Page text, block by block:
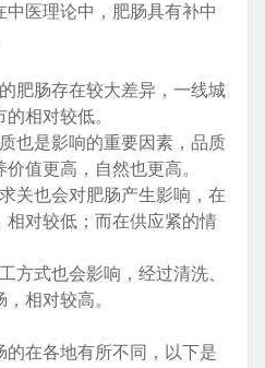
医理论中，肥肠具有补中
肥肠存在较大差异，一线城
相对较低。
也是影响的重要因素，品质
值更高，自然也更高。
关也会对肥肠产生影响，在
相对较低；而在供应紧的情
方式也会影响，经过清洗、
相对较高。
在各地有所不同，以下是